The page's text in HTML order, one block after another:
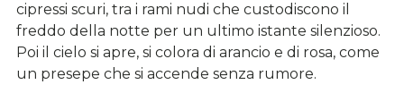
cipressi scuri, tra i rami nudi che custodiscono il
freddo della notte per un ultimo istante silenzioso.
Poi il cielo si apre, si colora di arancio e di rosa, come
un presepe che si accende senza rumore.